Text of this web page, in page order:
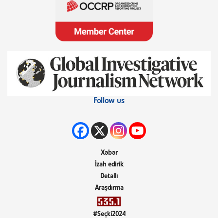
Follow us
Xəbər
İzah edirik
Detallı
Araşdırma
#Seçki2024